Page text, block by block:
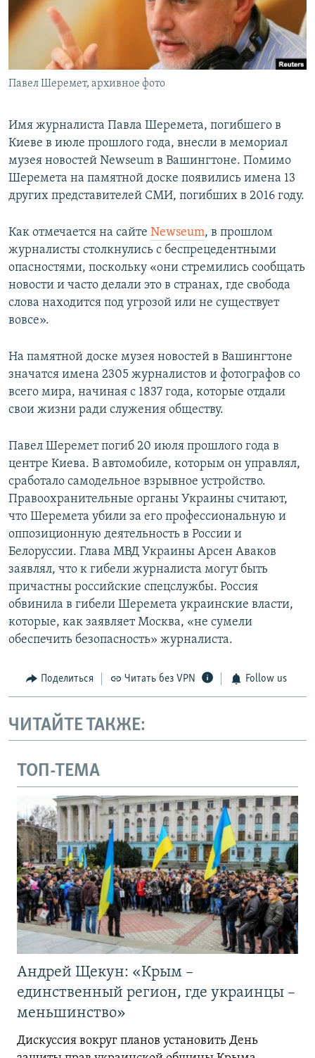
ПОБЕДИТЕЛЕЙ НЕ СУДЯТ?
КРЫМ.НЕПОКОРЕННЫЙ
ELIFBE
УКРАИНСКАЯ ПРОБЛЕМА КРЫМА
ПРИСОЕДИНЯЙТЕСЬ!
Павел Шеремет, архивное фото
Имя журналиста Павла Шеремета, погибшего в
Киеве в июле прошлого года, внесли в мемориал
музея новостей Newseum в Вашингтоне. Помимо
Шеремета на памятной доске появились имена 13
других представителей СМИ, погибших в 2016 году.
Как отмечается на сайте Newseum, в прошлом
журналисты столкнулись с беспрецедентными
опасностями, поскольку «они стремились сообщать
новости и часто делали это в странах, где свобода
слова находится под угрозой или не существует
вовсе».
На памятной доске музея новостей в Вашингтоне
значатся имена 2305 журналистов и фотографов со
всего мира, начиная с 1837 года, которые отдали
свои жизни ради служения обществу.
Павел Шеремет погиб 20 июля прошлого года в
центре Киева. В автомобиле, которым он управлял,
сработало самодельное взрывное устройство.
Правоохранительные органы Украины считают,
что Шеремета убили за его профессиональную и
оппозиционную деятельность в России и
Белоруссии. Глава МВД Украины Арсен Аваков
заявлял, что к гибели журналиста могут быть
причастны российские спецслужбы. Россия
обвинила в гибели Шеремета украинские власти,
которые, как заявляет Москва, «не сумели
обеспечить безопасность» журналиста.
Поделиться Читать без VPN Follow us
ЧИТАЙТЕ ТАКЖЕ:
ТОП-ТЕМА
Андрей Щекун: «Крым –
единственный регион, где украинцы –
меньшинство»
Дискуссия вокруг планов установить День